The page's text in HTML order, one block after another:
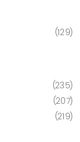
129
235
207
219